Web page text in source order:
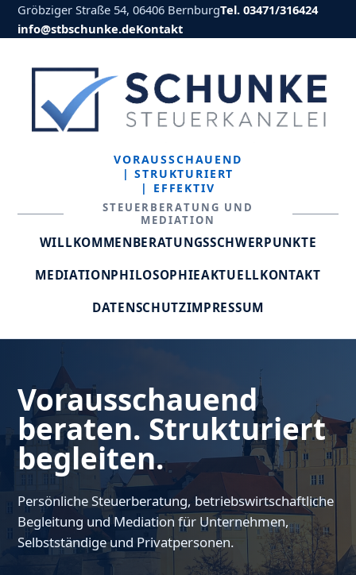
Gröbziger Straße 54, 06406 BernburgTel. 03471/316424
info@stbschunke.deKontakt
VORAUSSCHAUEND
| STRUKTURIERT
| EFFEKTIV
STEUERBERATUNG UND
MEDIATION
WILLKOMMENBERATUNGSSCHWERPUNKTE
MEDIATIONPHILOSOPHIEAKTUELLKONTAKT
DATENSCHUTZIMPRESSUM
Vorausschauend
beraten. Strukturiert
begleiten.
Persönliche Steuerberatung, betriebswirtschaftliche
Begleitung und Mediation für Unternehmen,
Selbstständige und Privatpersonen.